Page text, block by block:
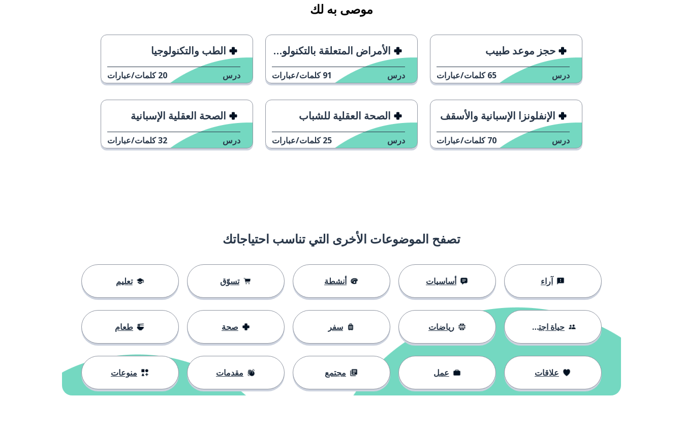
موصى به لك
حجز موعد طبيب
درس 65 كلمات/عبارات
الأمراض المتعلقة بالتكنولوجيا
درس 91 كلمات/عبارات
الطب والتكنولوجيا
درس 20 كلمات/عبارات
الإنفلونزا الإسبانية والأسقف
درس 70 كلمات/عبارات
الصحة العقلية للشباب
درس 25 كلمات/عبارات
الصحة العقلية الإسبانية
درس 32كلمات/عبارات
تصفح الموضوعات الأخرى التي تناسب احتياجاتك
آراء أساسيات أنشطة تسوّق تعليم
حياة اجتماعية رياضات سفر صحة طعام
علاقات عمل مجتمع مقدمات منوعات